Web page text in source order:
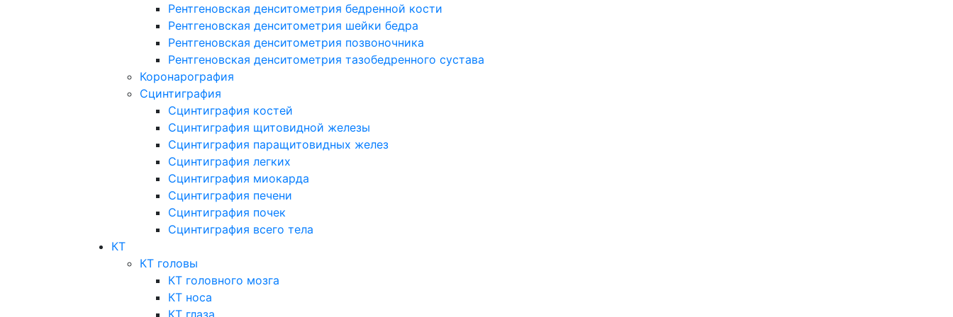
Рентгеновская денситометрия бедренной кости
Рентгеновская денситометрия шейки бедра
Рентгеновская денситометрия позвоночника
Рентгеновская денситометрия тазобедренного сустава
Коронарография
Сцинтиграфия
Сцинтиграфия костей
Сцинтиграфия щитовидной железы
Сцинтиграфия паращитовидных желез
Сцинтиграфия легких
Сцинтиграфия миокарда
Сцинтиграфия печени
Сцинтиграфия почек
Сцинтиграфия всего тела
КТ
КТ головы
КТ головного мозга
КТ носа
КТ глаза